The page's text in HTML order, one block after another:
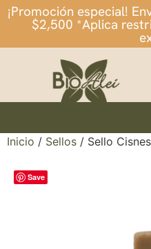
¡Promoción especial!
$2,500 *Aplica
Inicio / Sellos / Sello Cisnes
Save